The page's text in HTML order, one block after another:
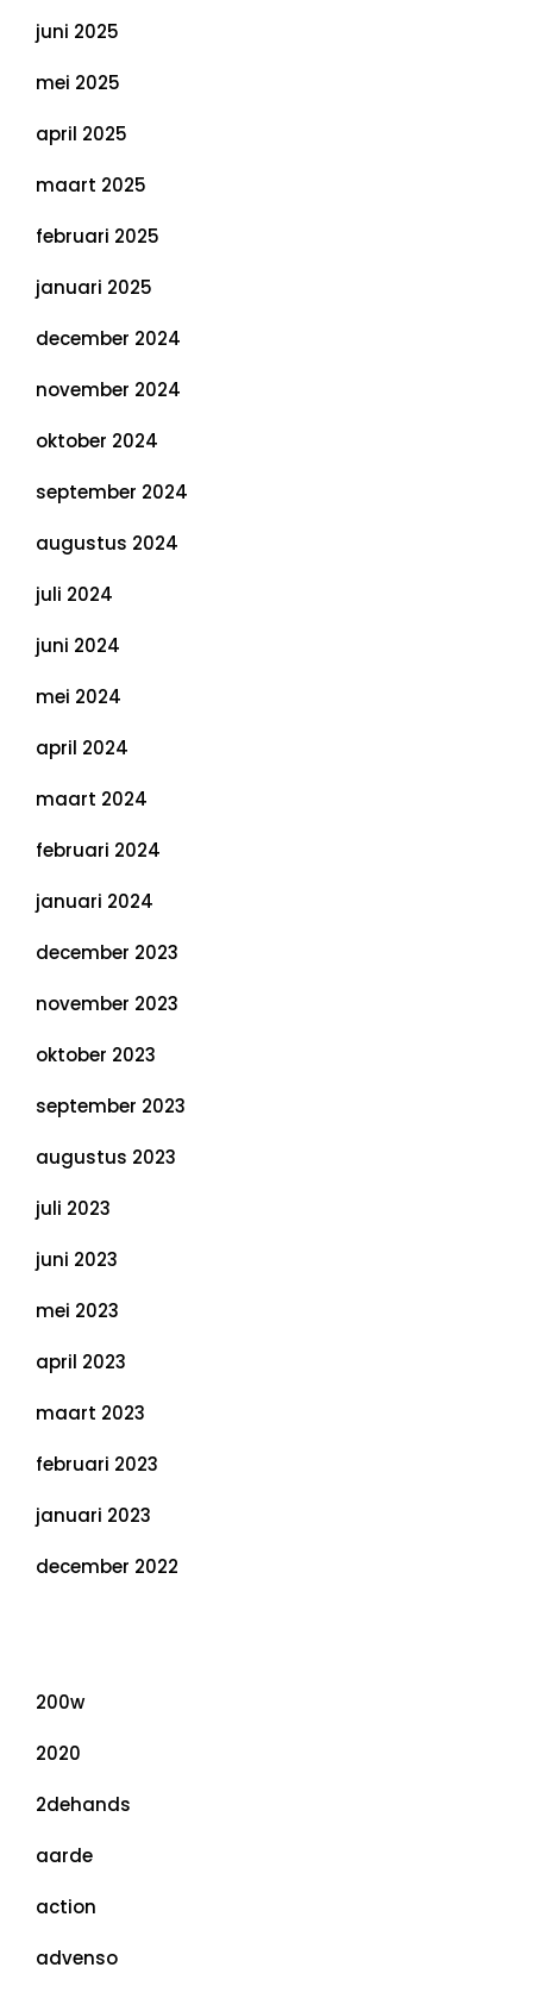
juni 2025
mei 2025
april 2025
maart 2025
februari 2025
januari 2025
december 2024
november 2024
oktober 2024
september 2024
augustus 2024
juli 2024
juni 2024
mei 2024
april 2024
maart 2024
februari 2024
januari 2024
december 2023
november 2023
oktober 2023
september 2023
augustus 2023
juli 2023
juni 2023
mei 2023
april 2023
maart 2023
februari 2023
januari 2023
december 2022
200w
2020
2dehands
aarde
action
advenso